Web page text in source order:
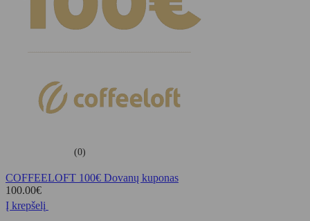
(0)
COFFEELOFT 100€ Dovanų kuponas
100.00€
Į krepšelį